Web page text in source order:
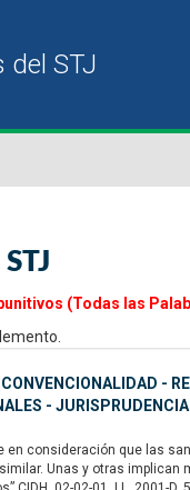
(Todas las
-
-
en consideración que las
Unas y otras